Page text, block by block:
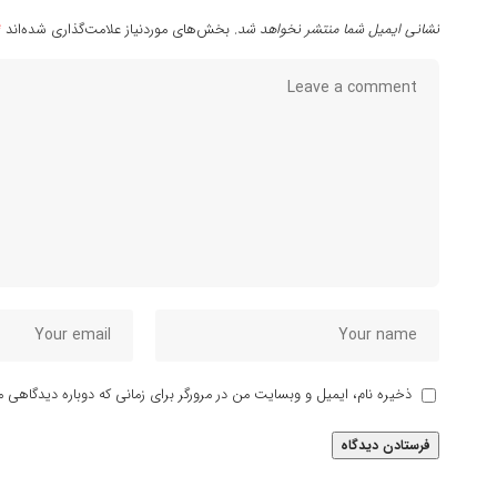
نشانی ایمیل شما منتشر نخواهد شد. بخش‌های موردنیاز علامت‌گذاری شده‌اند
ذخیره نام، ایمیل و وبسایت من در مرورگر برای زمانی که دوباره